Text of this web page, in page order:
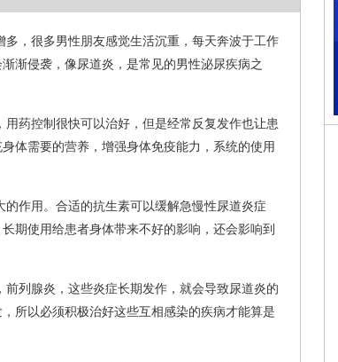
，很多男性朋友感觉生活沉重，每天奔波于工作
渐侵袭，像尿道炎，是常见的男性泌尿疾病之
药控制很快可以治好，但是经常反复发作也让患
体需要的营养，增强身体免疫能力，系统的使用
作用。合适的抗生素可以缓解急慢性尿道炎症
期使用给患者身体带来不好的影响，还会影响到
列腺炎，这些炎症长期发作，就会导致尿道炎的
所以必须积极治好这些互相感染的疾病才能算是